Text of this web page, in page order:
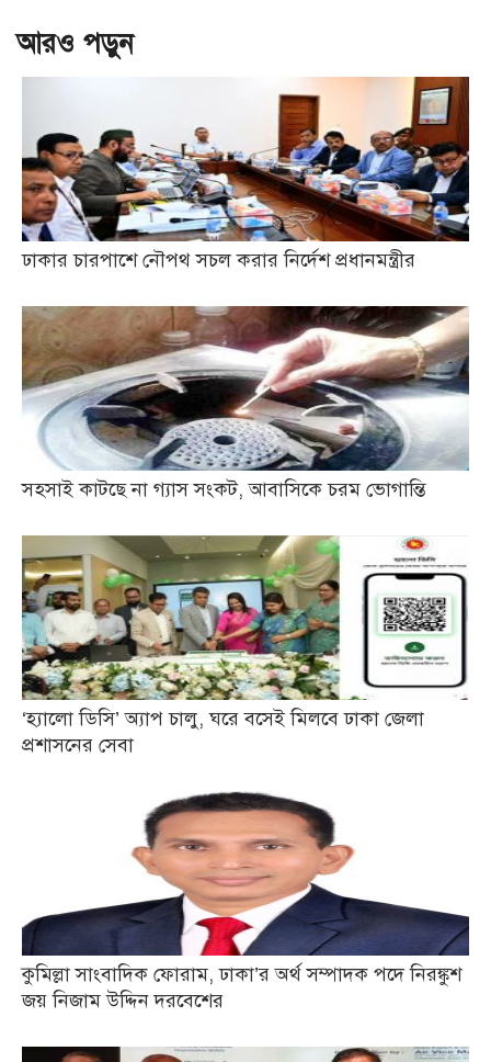
আরও পড়ুন
ঢাকার চারপাশে নৌপথ সচল করার নির্দেশ প্রধানমন্ত্রীর
সহসাই কাটছে না গ্যাস সংকট, আবাসিকে চরম ভোগান্তি
‘হ্যালো ডিসি’ অ্যাপ চালু, ঘরে বসেই মিলবে ঢাকা জেলা
প্রশাসনের সেবা
কুমিল্লা সাংবাদিক ফোরাম, ঢাকা’র অর্থ সম্পাদক পদে নিরঙ্কুশ
জয় নিজাম উদ্দিন দরবেশের